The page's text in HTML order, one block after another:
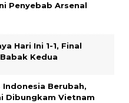
Penyebab Arsenal
Hari Ini 1-1, Final
Kedua
Indonesia Berubah,
Dibungkam Vietnam